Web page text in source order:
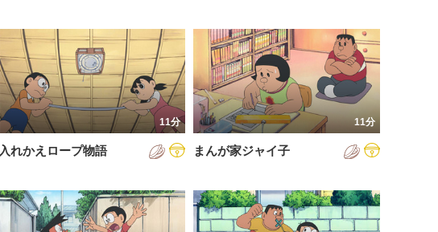
11分
入れかえロープ物語
11分
まんが家ジャイ子